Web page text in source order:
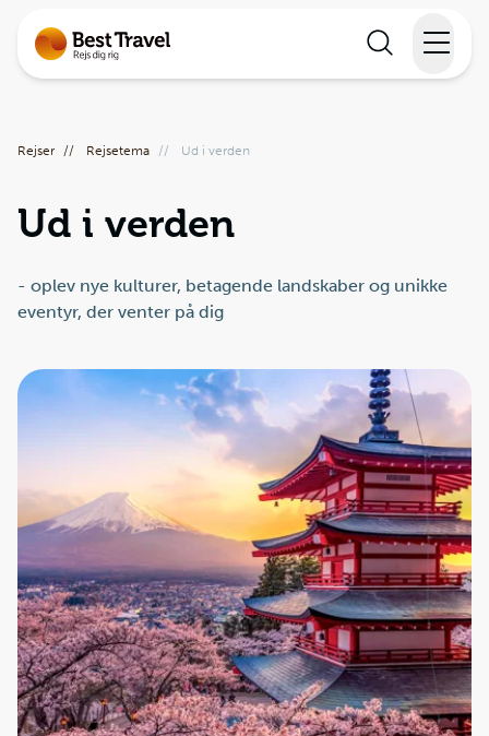
Rejsekalender
Inspiration
Min Rejse
Rejser // Rejsetema // Ud i verden
Ud i verden
- oplev nye kulturer, betagende landskaber og unikke
eventyr, der venter på dig